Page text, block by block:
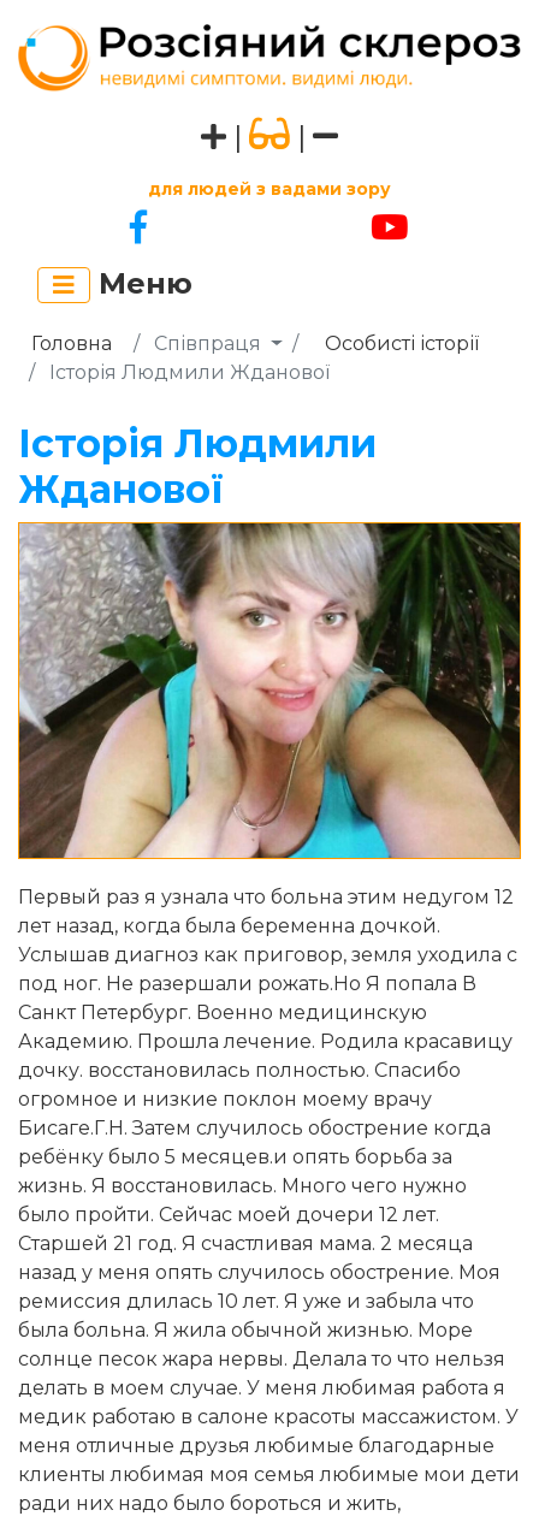
| |
для людей з вадами зору
Меню
Головна Співпраця
Особисті історії
Історія Людмили Жданової
Історія Людмили
Жданової
Первый раз я узнала что больна этим недугом 12
лет назад, когда была беременна дочкой.
Услышав диагноз как приговор, земля уходила с
под ног. Не разершали рожать.Но Я попала В
Санкт Петербург. Военно медицинскую
Академию. Прошла лечение. Родила красавицу
дочку. восстановилась полностью. Спасибо
огромное и низкие поклон моему врачу
Бисаге.Г.Н. Затем случилось обострение когда
ребёнку было 5 месяцев.и опять борьба за
жизнь. Я восстановилась. Много чего нужно
было пройти. Сейчас моей дочери 12 лет.
Старшей 21 год. Я счастливая мама. 2 месяца
назад у меня опять случилось обострение. Моя
ремиссия длилась 10 лет. Я уже и забыла что
была больна. Я жила обычной жизнью. Море
солнце песок жара нервы. Делала то что нельзя
делать в моем случае. У меня любимая работа я
медик работаю в салоне красоты массажистом. У
меня отличные друзья любимые благодарные
клиенты любимая моя семья любимые мои дети
ради них надо было бороться и жить,